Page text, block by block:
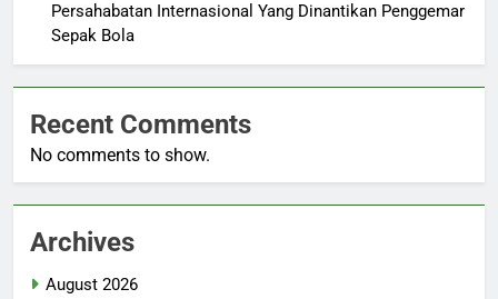
Persahabatan Internasional Yang Dinantikan Penggemar
Sepak Bola
Recent Comments
No comments to show.
Archives
August 2026